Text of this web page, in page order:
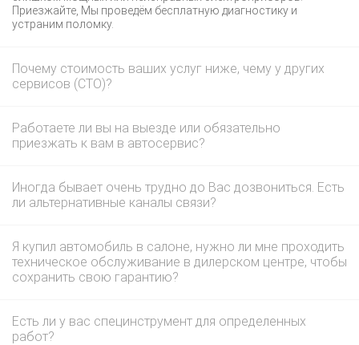
Приезжайте, Мы проведём бесплатную диагностику и
устраним поломку.
Почему стоимость ваших услуг ниже, чему у других
сервисов (СТО)?
Работаете ли вы на выезде или обязательно
приезжать к вам в автосервис?
Иногда бывает очень трудно до Вас дозвониться. Есть
ли альтернативные каналы связи?
Я купил автомобиль в салоне, нужно ли мне проходить
техническое обслуживание в дилерском центре, чтобы
сохранить свою гарантию?
Есть ли у вас специнструмент для определенных
работ?